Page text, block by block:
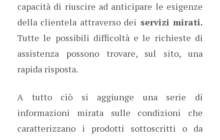
capacità di riuscire ad anticipare le esigenze
della clientela attraverso dei servizi mirati.
Tutte le possibili difficoltà e le richieste di
assistenza possono trovare, sul sito, una
rapida risposta.
A tutto ciò si aggiunge una serie di
informazioni mirata sulle condizioni che
caratterizzano i prodotti sottoscritti o da